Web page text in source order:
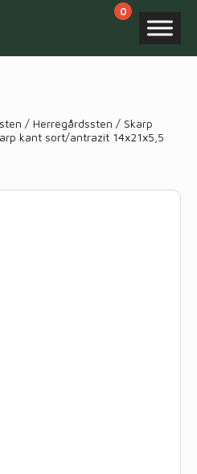
/ Herregårdssten / Skarp
kant sort/antrazit 14x21x5,5